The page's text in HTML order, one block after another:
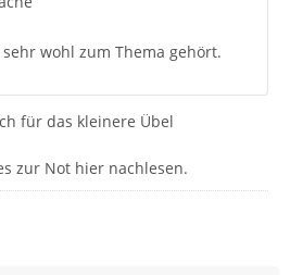
wohl zum Thema gehört.
für das kleinere Übel
zur Not hier nachlesen.